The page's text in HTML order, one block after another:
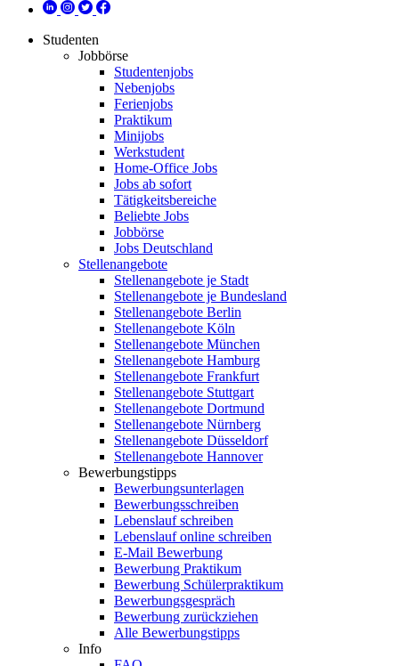
Studenten
Jobbörse
Studentenjobs
Nebenjobs
Ferienjobs
Praktikum
Minijobs
Werkstudent
Home-Office Jobs
Jobs ab sofort
Tätigkeitsbereiche
Beliebte Jobs
Jobbörse
Jobs Deutschland
Stellenangebote
Stellenangebote je Stadt
Stellenangebote je Bundesland
Stellenangebote Berlin
Stellenangebote Köln
Stellenangebote München
Stellenangebote Hamburg
Stellenangebote Frankfurt
Stellenangebote Stuttgart
Stellenangebote Dortmund
Stellenangebote Nürnberg
Stellenangebote Düsseldorf
Stellenangebote Hannover
Bewerbungstipps
Bewerbungsunterlagen
Bewerbungsschreiben
Lebenslauf schreiben
Lebenslauf online schreiben
E-Mail Bewerbung
Bewerbung Praktikum
Bewerbung Schülerpraktikum
Bewerbungsgespräch
Bewerbung zurückziehen
Alle Bewerbungstipps
Info